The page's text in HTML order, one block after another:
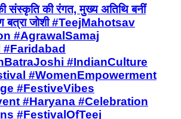
संस्कृति की रंगत, मुख्य अतिथि बनीं
बत्रा जोशी #TeejMahotsav
#AgrawalSamaj
#IndianCulture
#WomenEmpowerment
#FestiveVibes
#Haryana #Celebration
#FestivalOfTeej